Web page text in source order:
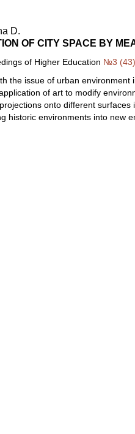
D.
OF CITY SPACE BY
of Higher Education №3 (43)
the issue of urban
of art to modify
onto different
historic environments into new